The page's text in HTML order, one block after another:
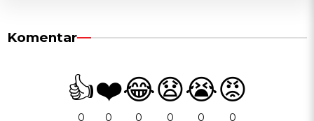
Komentar
👍
0
❤️
0
😂
0
😧
0
😭
0
😡
0